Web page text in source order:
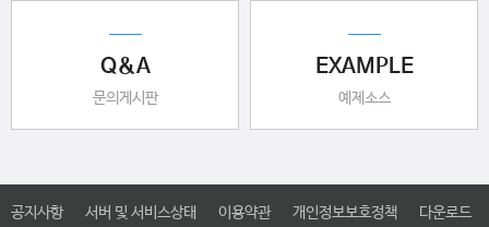
Q&A
문의게시판
EXAMPLE
예제소스
공지사항 서버 및 서비스상태 이용약관 개인정보보호정책 다운로드